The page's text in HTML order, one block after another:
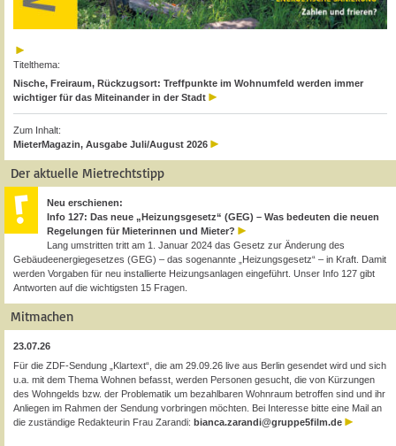
Titelthema:
Nische, Freiraum, Rückzugsort: Treffpunkte im Wohnumfeld werden immer
wichtiger für das Miteinander in der Stadt
Zum Inhalt:
MieterMagazin, Ausgabe Juli/August 2026
Der aktuelle Mietrechtstipp
Neu erschienen:
Info 127: Das neue „Heizungsgesetz“ (GEG) – Was bedeuten die neuen
Regelungen für Mieterinnen und Mieter?
Lang umstritten tritt am 1. Januar 2024 das Gesetz zur Änderung des
Gebäudeenergiegesetzes (GEG) – das sogenannte „Heizungsgesetz“ – in Kraft. Damit
werden Vorgaben für neu installierte Heizungsanlagen eingeführt. Unser Info 127 gibt
Antworten auf die wichtigsten 15 Fragen.
Mitmachen
23.07.26
Für die ZDF-Sendung „Klartext“, die am 29.09.26 live aus Berlin gesendet wird und sich
u.a. mit dem Thema Wohnen befasst, werden Personen gesucht, die von Kürzungen
des Wohngelds bzw. der Problematik um bezahlbaren Wohnraum betroffen sind und ihr
Anliegen im Rahmen der Sendung vorbringen möchten. Bei Interesse bitte eine Mail an
die zuständige Redakteurin Frau Zarandi: bianca.zarandi@gruppe5film.de